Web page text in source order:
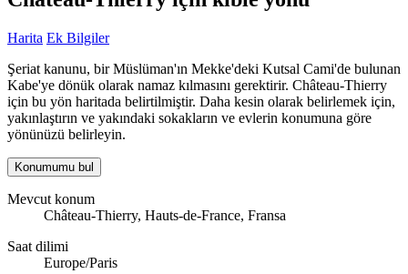
Harita Ek Bilgiler
Şeriat kanunu, bir Müslüman'ın Mekke'deki Kutsal Cami'de bulunan
Kabe'ye dönük olarak namaz kılmasını gerektirir. Château-Thierry
için bu yön haritada belirtilmiştir. Daha kesin olarak belirlemek için,
yakınlaştırın ve yakındaki sokakların ve evlerin konumuna göre
yönünüzü belirleyin.
Konumumu bul
Mevcut konum
Château-Thierry, Hauts-de-France, Fransa
Saat dilimi
Europe/Paris